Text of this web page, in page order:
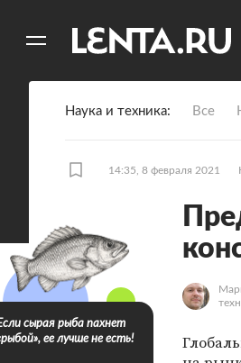
Наука и техника Все
14:35, 8 февраля 2021
сырая рыба пахнет
ее лучше не есть!